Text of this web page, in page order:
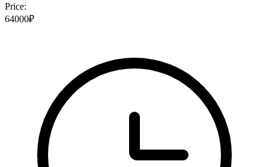
Price:
64000₽